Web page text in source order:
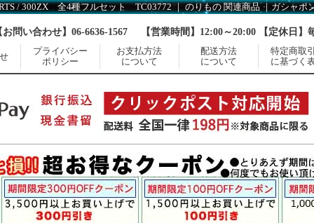
お問い合わせ】06-6636-1567 【営業時間】12:00～20:00 【定休日】
プライバシー
ポリシー
お支払方法
について
配送方法
について
特定商取
に基づく